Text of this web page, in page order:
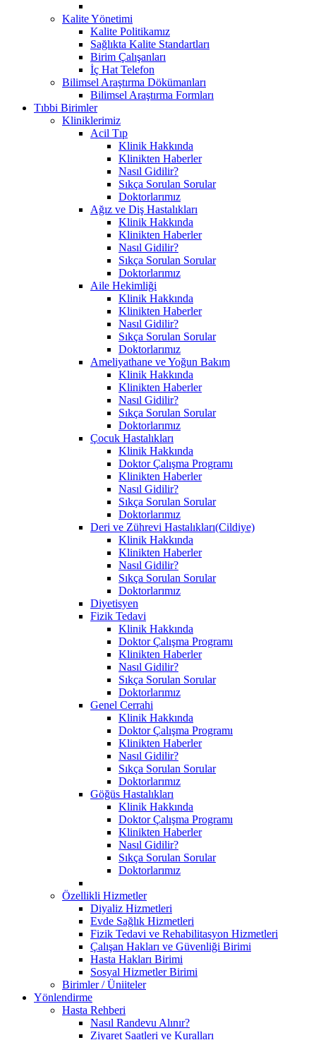
Kalite Yönetimi
Kalite Politikamız
Sağlıkta Kalite Standartları
Birim Çalışanları
İç Hat Telefon
Bilimsel Araştırma Dökümanları
Bilimsel Araştırma Formları
Tıbbi Birimler
Kliniklerimiz
Acil Tıp
Klinik Hakkında
Klinikten Haberler
Nasıl Gidilir?
Sıkça Sorulan Sorular
Doktorlarımız
Ağız ve Diş Hastalıkları
Klinik Hakkında
Klinikten Haberler
Nasıl Gidilir?
Sıkça Sorulan Sorular
Doktorlarımız
Aile Hekimliği
Klinik Hakkında
Klinikten Haberler
Nasıl Gidilir?
Sıkça Sorulan Sorular
Doktorlarımız
Ameliyathane ve Yoğun Bakım
Klinik Hakkında
Klinikten Haberler
Nasıl Gidilir?
Sıkça Sorulan Sorular
Doktorlarımız
Çocuk Hastalıkları
Klinik Hakkında
Doktor Çalışma Programı
Klinikten Haberler
Nasıl Gidilir?
Sıkça Sorulan Sorular
Doktorlarımız
Deri ve Zührevi Hastalıkları(Cildiye)
Klinik Hakkında
Klinikten Haberler
Nasıl Gidilir?
Sıkça Sorulan Sorular
Doktorlarımız
Diyetisyen
Fizik Tedavi
Klinik Hakkında
Doktor Çalışma Programı
Klinikten Haberler
Nasıl Gidilir?
Sıkça Sorulan Sorular
Doktorlarımız
Genel Cerrahi
Klinik Hakkında
Doktor Çalışma Programı
Klinikten Haberler
Nasıl Gidilir?
Sıkça Sorulan Sorular
Doktorlarımız
Göğüs Hastalıkları
Klinik Hakkında
Doktor Çalışma Programı
Klinikten Haberler
Nasıl Gidilir?
Sıkça Sorulan Sorular
Doktorlarımız
Özellikli Hizmetler
Diyaliz Hizmetleri
Evde Sağlık Hizmetleri
Fizik Tedavi ve Rehabilitasyon Hizmetleri
Çalışan Hakları ve Güvenliği Birimi
Hasta Hakları Birimi
Sosyal Hizmetler Birimi
Birimler / Üniiteler
Yönlendirme
Hasta Rehberi
Nasıl Randevu Alınır?
Ziyaret Saatleri ve Kuralları